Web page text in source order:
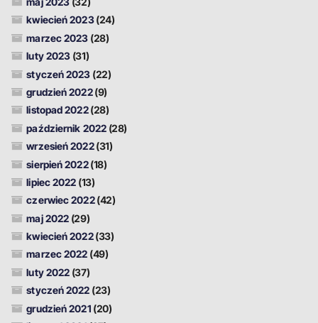
kwiecień 2023(24)
marzec 2023 (28)
luty 2023 (31)
styczeń 2023 (22)
grudzień 2022(9)
listopad 2022(28)
październik 2022(28)
wrzesień 2022(31)
sierpień 2022(18)
lipiec 2022 (13)
czerwiec 2022(42)
maj 2022 (29)
kwiecień 2022(33)
marzec 2022 (49)
luty 2022 (37)
styczeń 2022 (23)
grudzień 2021 (20)